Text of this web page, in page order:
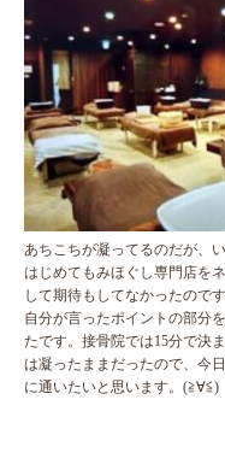
あちこちが凝ってるのだが、
はじめてもみほぐし専門店を
して期待もしてなかったので
自分が言ったポイントの部分
たです。接骨院では15分で決
は凝ったままだったので、今
に通いたいと思います。(≧∀≦)